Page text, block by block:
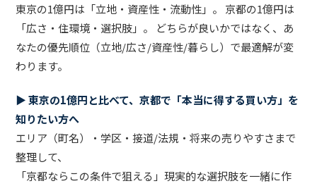
東京の1億円は「立地・資産性・流動性」。 京都の1億円は
「広さ・住環境・選択肢」。 どちらが良いかではなく、あ
なたの優先順位（立地/広さ/資産性/暮らし）で最適解が変
わります。
▶ 東京の1億円と比べて、京都で「本当に得する買い方」を
知りたい方へ
エリア（町名）・学区・接道/法規・将来の売りやすさまで
整理して、
「京都ならこの条件で狙える」現実的な選択肢を一緒に作